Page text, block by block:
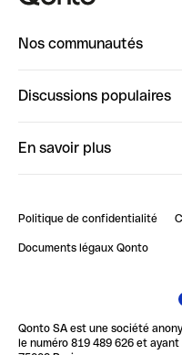
Nos communautés
ClubQonto
Discussions populaires
Impact de l'IA sur les
En savoir plus
Blog
Newsroom
Glossaire finance
Politique de confidentialité
Documents légaux Qonto
Qonto SA est une société
le numéro 819 489 626 et